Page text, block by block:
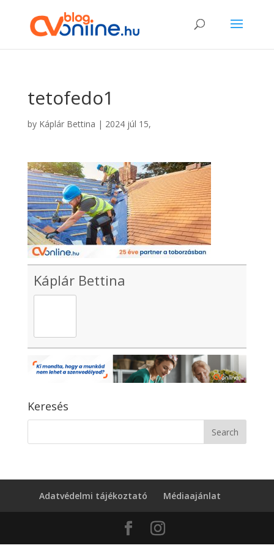
tetofedo1
by Káplár Bettina | 2024 júl 15,
Káplár Bettina
Keresés
Adatvédelmi tájékoztató Médiaajánlat